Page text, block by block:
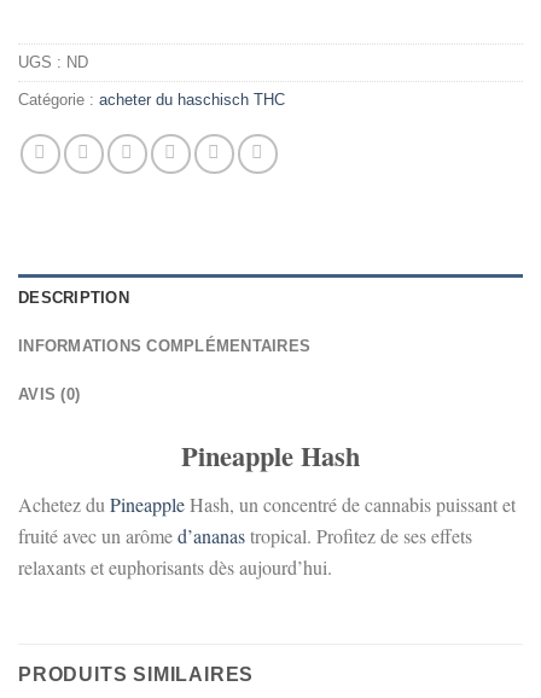
UGS : ND
Catégorie : acheter du haschisch THC
DESCRIPTION
INFORMATIONS COMPLÉMENTAIRES
AVIS (0)
Pineapple Hash
Achetez du PineappleHash, un concentré de cannabis puissant et
fruité avec un arômed’ananastropical. Profitez de ses effets
relaxants et euphorisants dès aujourd’hui.
PRODUITS SIMILAIRES